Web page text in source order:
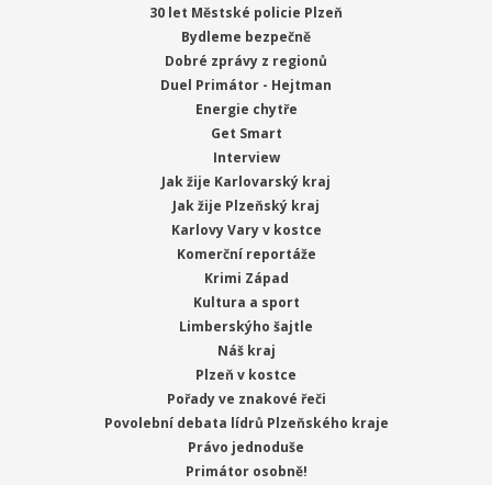
30 let Městské policie Plzeň
Bydleme bezpečně
Dobré zprávy z regionů
Duel Primátor - Hejtman
Energie chytře
Get Smart
Interview
Jak žije Karlovarský kraj
Jak žije Plzeňský kraj
Karlovy Vary v kostce
Komerční reportáže
Krimi Západ
Kultura a sport
Limberskýho šajtle
Náš kraj
Plzeň v kostce
Pořady ve znakové řeči
Povolební debata lídrů Plzeňského kraje
Právo jednoduše
Primátor osobně!